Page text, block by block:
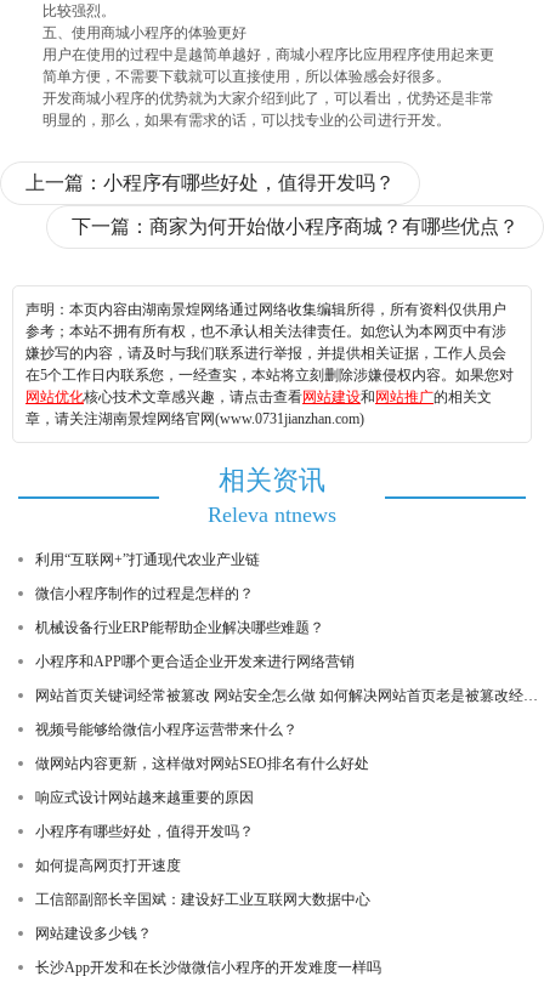
比较强烈。
五、使用商城小程序的体验更好
用户在使用的过程中是越简单越好，商城小程序比应用程序使用起来更
简单方便，不需要下载就可以直接使用，所以体验感会好很多。
开发商城小程序的优势就为大家介绍到此了，可以看出，优势还是非常
明显的，那么，如果有需求的话，可以找专业的公司进行开发。
上一篇： 小程序有哪些好处，值得开发吗？
下一篇： 商家为何开始做小程序商城？有哪些优点？
声明：本页内容由湖南景煌网络通过网络收集编辑所得，所有资料仅供用户
参考；本站不拥有所有权，也不承认相关法律责任。如您认为本网页中有涉
嫌抄写的内容，请及时与我们联系进行举报，并提供相关证据，工作人员会
在5个工作日内联系您，一经查实，本站将立刻删除涉嫌侵权内容。如果您对
网站优化核心技术文章感兴趣，请点击查看网站建设和 网站推广的相关文
章，请关注湖南景煌网络官网(www.0731jianzhan.com)
相关资讯
Releva ntnews
利用“互联网+”打通现代农业产业链
微信小程序制作的过程是怎样的？
机械设备行业ERP能帮助企业解决哪些难题？
小程序和APP哪个更合适企业开发来进行网络营销
网站首页关键词经常被篡改 网站安全怎么做 如何解决网站首页老是被篡改经常反复被篡改
视频号能够给微信小程序运营带来什么？
做网站内容更新，这样做对网站SEO排名有什么好处
响应式设计网站越来越重要的原因
小程序有哪些好处，值得开发吗？
如何提高网页打开速度
工信部副部长辛国斌：建设好工业互联网大数据中心
网站建设多少钱？
长沙App开发和在长沙做微信小程序的开发难度一样吗